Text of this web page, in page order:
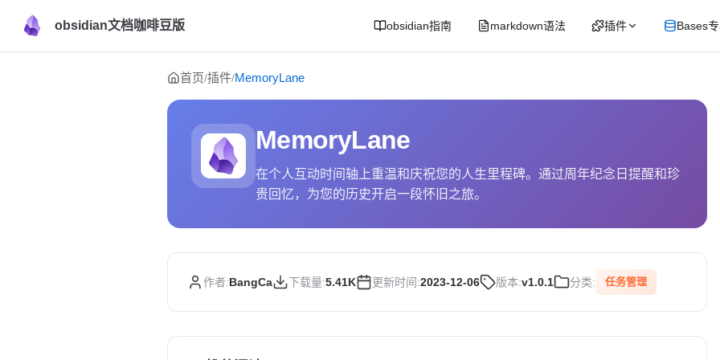
obsidian文档咖啡豆版 obsidian指南 markdown语法 插件 Bases
Skip to content
首页/插件/MemoryLane
MemoryLane
在个人互动时间轴上重温和庆祝您的人生里程碑。通过周年纪念日提醒和珍
贵回忆，为您的历史开启一段怀旧之旅。
作者:BangCa 下载量:5.41K 更新时间:2023-12-06 版本:v1.0.1 分类: 任务管理